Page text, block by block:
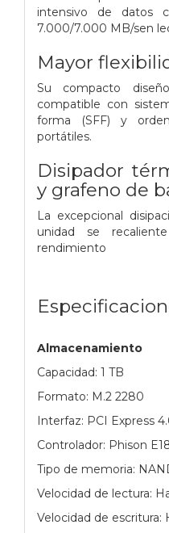
intensivo de datos
7.000/7.000 MB/sen
Mayor
Su compacto
compatible con
forma (SFF) y
portátiles.
Disipador
y grafeno de
La excepcional
unidad se
rendimiento
Almacenamiento
Capacidad: 1 TB
Formato: M.2 2280
Interfaz: PCI Express
Controlador: Phison
Tipo de memoria:
Velocidad de lectura:
Velocidad de escritura: